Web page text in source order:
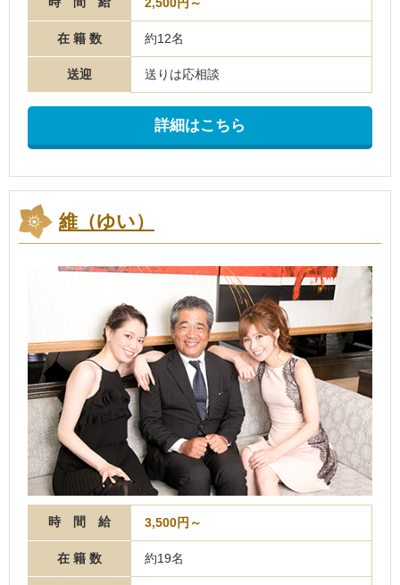
2,500円～
在 籍 数 約12名
送迎 送りは応相談
詳細はこちら
維（ゆい）
時 間 給 3,500円～
在 籍 数 約19名